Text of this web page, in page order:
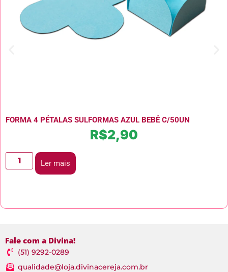
FORMA 4 PÉTALAS SULFORMAS AZUL BEBÊ C/50UN
R$2,90
Ler mais
Fale com a Divina!
(51) 9292-0289
qualidade@loja.divinacereja.com.br